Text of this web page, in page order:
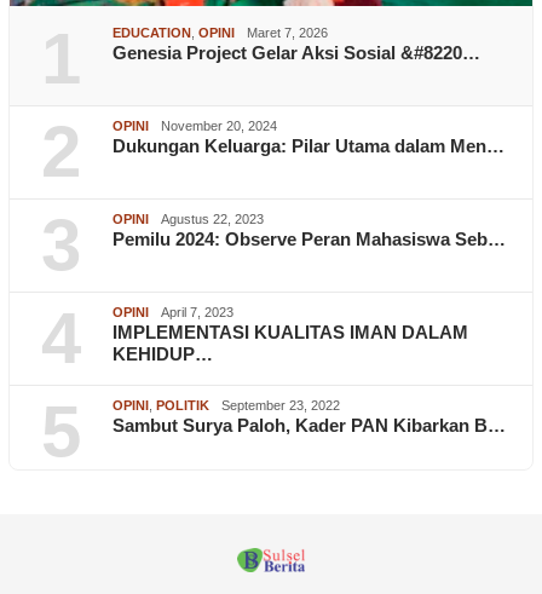
1 EDUCATION OPINI Maret 7, 2026
Genesia Project Gelar Aksi Sosial &#8220…
2 OPINI November 20, 2024
Dukungan Keluarga: Pilar Utama dalam Men…
3 OPINI Agustus 22, 2023
Pemilu 2024: Observe Peran Mahasiswa Seb…
4 OPINI April 7, 2023
IMPLEMENTASI KUALITAS IMAN DALAM
KEHIDUP…
5 OPINI POLITIK September 23, 2022
Sambut Surya Paloh, Kader PAN Kibarkan B…